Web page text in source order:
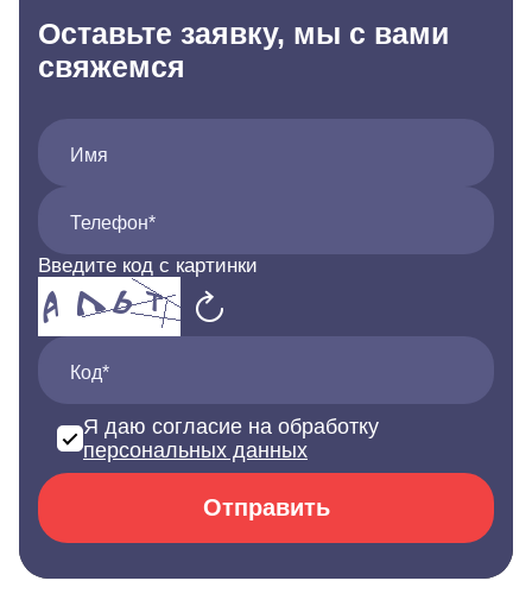
Оставьте заявку, мы с вами
свяжемся
Имя
Телефон*
Введите код с картинки
Код*
Я даю согласие на обработку
персональных данных
Отправить